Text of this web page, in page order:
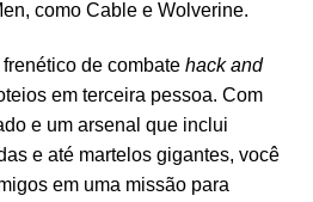
como Cable e Wolverine.
de combate hack and
em terceira pessoa. Com
e um arsenal que inclui
e até martelos gigantes, você
em uma missão para